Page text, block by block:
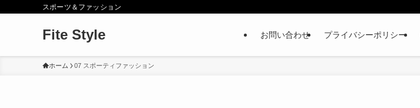
スポーツ＆ファッション
Fite Style お問い合わせ プライバシーポリシー
ホーム 07 スポーティファッション